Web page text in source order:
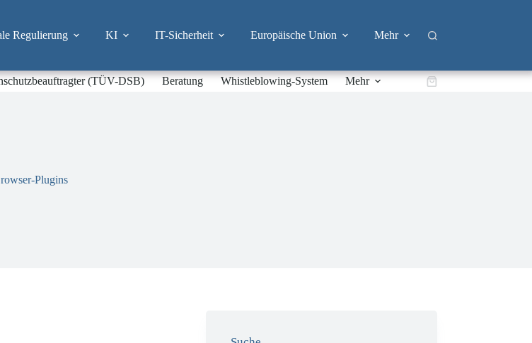
Regulierung KI IT-Sicherheit Europäische Union Mehr
(TÜV-DSB) Beratung Whistleblowing-System Mehr Warenkorb
Plugins